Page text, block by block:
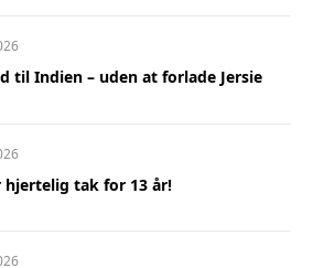
til Indien – uden at forlade Jersie
hjertelig tak for 13 år!